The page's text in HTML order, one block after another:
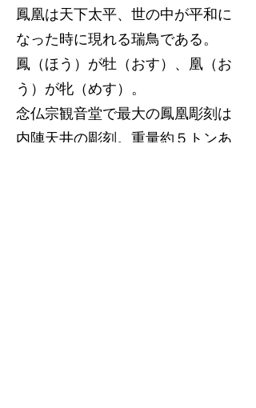
鳳凰は天下太平、世の中が平和に
なった時に現れる瑞鳥である。
鳳（ほう）が牡（おす）、凰（お
う）が牝（めす）。
念仏宗観音堂で最大の鳳凰彫刻は
内陣天井の彫刻。重量約５トンあ